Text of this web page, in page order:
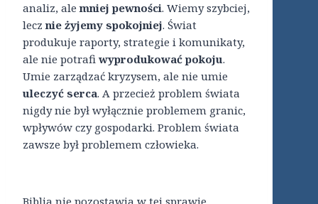
analiz, alemniej pewności. Wiemy szybciej,
lecznie żyjemy spokojniej. Świat
produkuje raporty, strategie i komunikaty,
ale nie potrafi wyprodukować pokoju.
Umie zarządzać kryzysem, ale nie umie
uleczyć serca. A przecież problem świata
nigdy nie był wyłącznie problemem granic,
wpływów czy gospodarki. Problem świata
zawsze był problemem człowieka.